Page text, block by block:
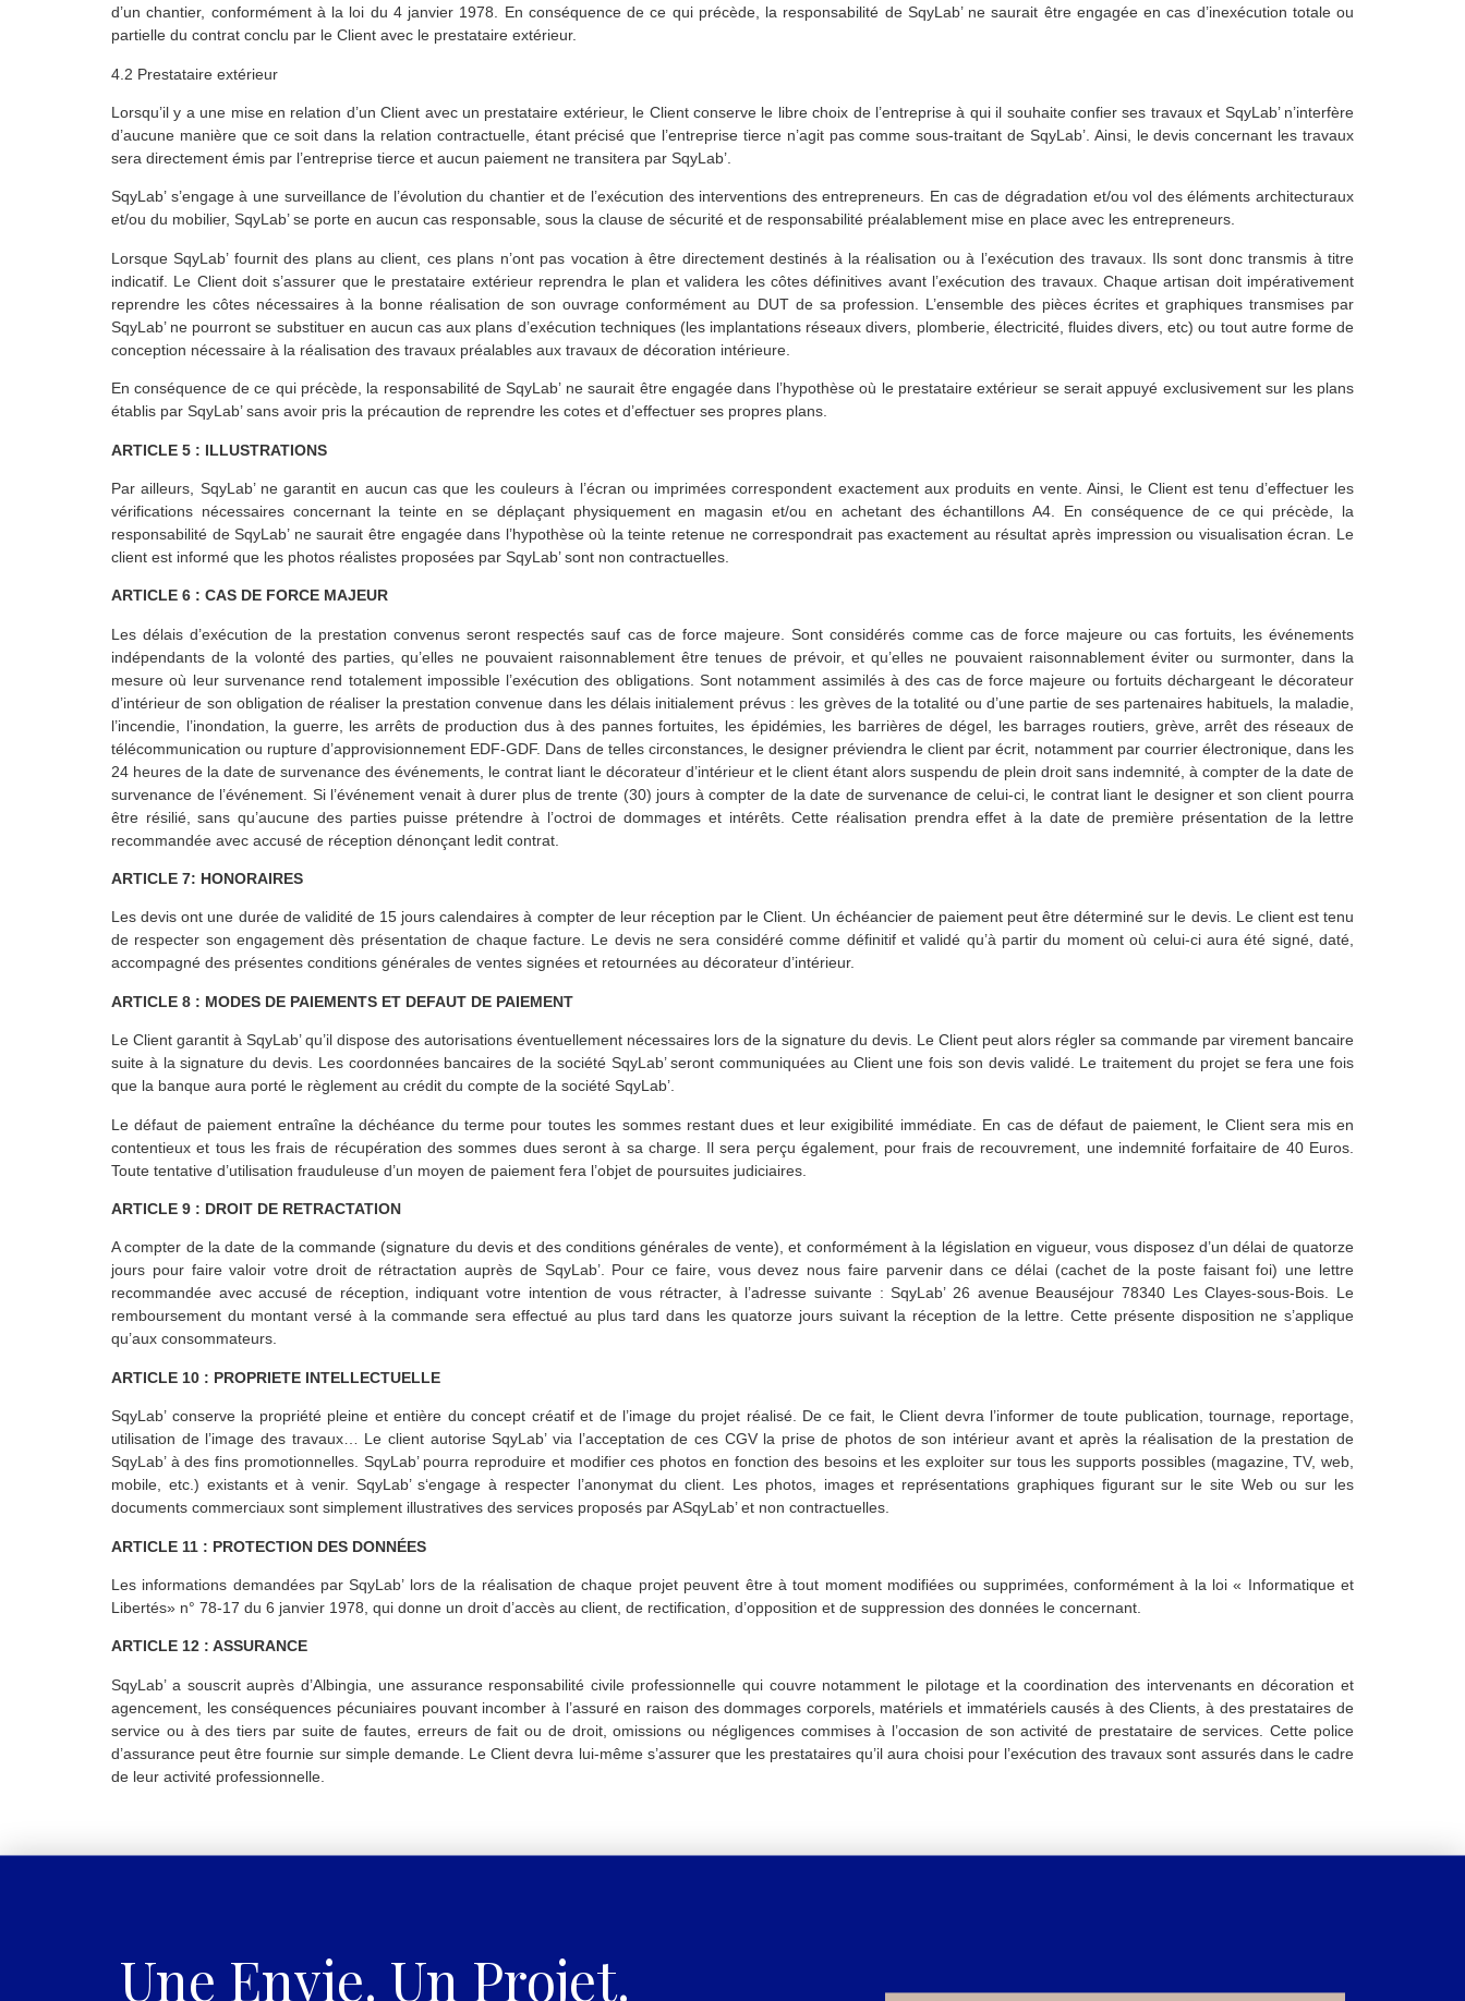
d’un chantier, conformément à la loi du 4 janvier 1978. En conséquence de ce qui précède, la responsabilité de SqyLab’ ne saurait être engagée en cas d’inexécution totale ou
partielle du contrat conclu par le Client avec le prestataire extérieur.
4.2 Prestataire extérieur
Lorsqu’il y a une mise en relation d’un Client avec un prestataire extérieur, le Client conserve le libre choix de l’entreprise à qui il souhaite confier ses travaux et SqyLab’ n’interfère
d’aucune manière que ce soit dans la relation contractuelle, étant précisé que l’entreprise tierce n’agit pas comme sous-traitant de SqyLab’. Ainsi, le devis concernant les travaux
sera directement émis par l’entreprise tierce et aucun paiement ne transitera par SqyLab’.
SqyLab’ s’engage à une surveillance de l’évolution du chantier et de l’exécution des interventions des entrepreneurs. En cas de dégradation et/ou vol des éléments architecturaux
et/ou du mobilier, SqyLab’ se porte en aucun cas responsable, sous la clause de sécurité et de responsabilité préalablement mise en place avec les entrepreneurs.
Lorsque SqyLab’ fournit des plans au client, ces plans n’ont pas vocation à être directement destinés à la réalisation ou à l’exécution des travaux. Ils sont donc transmis à titre
indicatif. Le Client doit s’assurer que le prestataire extérieur reprendra le plan et validera les côtes définitives avant l’exécution des travaux. Chaque artisan doit impérativement
reprendre les côtes nécessaires à la bonne réalisation de son ouvrage conformément au DUT de sa profession. L’ensemble des pièces écrites et graphiques transmises par
SqyLab’ ne pourront se substituer en aucun cas aux plans d’exécution techniques (les implantations réseaux divers, plomberie, électricité, fluides divers, etc) ou tout autre forme de
conception nécessaire à la réalisation des travaux préalables aux travaux de décoration intérieure.
En conséquence de ce qui précède, la responsabilité de SqyLab’ ne saurait être engagée dans l’hypothèse où le prestataire extérieur se serait appuyé exclusivement sur les plans
établis par SqyLab’ sans avoir pris la précaution de reprendre les cotes et d’effectuer ses propres plans.
ARTICLE 5 : ILLUSTRATIONS
Par ailleurs, SqyLab’ ne garantit en aucun cas que les couleurs à l’écran ou imprimées correspondent exactement aux produits en vente. Ainsi, le Client est tenu d’effectuer les
vérifications nécessaires concernant la teinte en se déplaçant physiquement en magasin et/ou en achetant des échantillons A4. En conséquence de ce qui précède, la
responsabilité de SqyLab’ ne saurait être engagée dans l’hypothèse où la teinte retenue ne correspondrait pas exactement au résultat après impression ou visualisation écran. Le
client est informé que les photos réalistes proposées par SqyLab’ sont non contractuelles.
ARTICLE 6 : CAS DE FORCE MAJEUR
Les délais d’exécution de la prestation convenus seront respectés sauf cas de force majeure. Sont considérés comme cas de force majeure ou cas fortuits, les événements
indépendants de la volonté des parties, qu’elles ne pouvaient raisonnablement être tenues de prévoir, et qu’elles ne pouvaient raisonnablement éviter ou surmonter, dans la
mesure où leur survenance rend totalement impossible l’exécution des obligations. Sont notamment assimilés à des cas de force majeure ou fortuits déchargeant le décorateur
d’intérieur de son obligation de réaliser la prestation convenue dans les délais initialement prévus : les grèves de la totalité ou d’une partie de ses partenaires habituels, la maladie,
l’incendie, l’inondation, la guerre, les arrêts de production dus à des pannes fortuites, les épidémies, les barrières de dégel, les barrages routiers, grève, arrêt des réseaux de
télécommunication ou rupture d’approvisionnement EDF-GDF. Dans de telles circonstances, le designer préviendra le client par écrit, notamment par courrier électronique, dans les
24 heures de la date de survenance des événements, le contrat liant le décorateur d’intérieur et le client étant alors suspendu de plein droit sans indemnité, à compter de la date de
survenance de l’événement. Si l’événement venait à durer plus de trente (30) jours à compter de la date de survenance de celui-ci, le contrat liant le designer et son client pourra
être résilié, sans qu’aucune des parties puisse prétendre à l’octroi de dommages et intérêts. Cette réalisation prendra effet à la date de première présentation de la lettre
recommandée avec accusé de réception dénonçant ledit contrat.
ARTICLE 7: HONORAIRES
Les devis ont une durée de validité de 15 jours calendaires à compter de leur réception par le Client. Un échéancier de paiement peut être déterminé sur le devis. Le client est tenu
de respecter son engagement dès présentation de chaque facture. Le devis ne sera considéré comme définitif et validé qu’à partir du moment où celui-ci aura été signé, daté,
accompagné des présentes conditions générales de ventes signées et retournées au décorateur d’intérieur.
ARTICLE 8 : MODES DE PAIEMENTS ET DEFAUT DE PAIEMENT
Le Client garantit à SqyLab’ qu’il dispose des autorisations éventuellement nécessaires lors de la signature du devis. Le Client peut alors régler sa commande par virement bancaire
suite à la signature du devis. Les coordonnées bancaires de la société SqyLab’ seront communiquées au Client une fois son devis validé. Le traitement du projet se fera une fois
que la banque aura porté le règlement au crédit du compte de la société SqyLab’.
Le défaut de paiement entraîne la déchéance du terme pour toutes les sommes restant dues et leur exigibilité immédiate. En cas de défaut de paiement, le Client sera mis en
contentieux et tous les frais de récupération des sommes dues seront à sa charge. Il sera perçu également, pour frais de recouvrement, une indemnité forfaitaire de 40 Euros.
Toute tentative d’utilisation frauduleuse d’un moyen de paiement fera l’objet de poursuites judiciaires.
ARTICLE 9 : DROIT DE RETRACTATION
A compter de la date de la commande (signature du devis et des conditions générales de vente), et conformément à la législation en vigueur, vous disposez d’un délai de quatorze
jours pour faire valoir votre droit de rétractation auprès de SqyLab’. Pour ce faire, vous devez nous faire parvenir dans ce délai (cachet de la poste faisant foi) une lettre
recommandée avec accusé de réception, indiquant votre intention de vous rétracter, à l’adresse suivante : SqyLab’ 26 avenue Beauséjour 78340 Les Clayes-sous-Bois. Le
remboursement du montant versé à la commande sera effectué au plus tard dans les quatorze jours suivant la réception de la lettre. Cette présente disposition ne s’applique
qu’aux consommateurs.
ARTICLE 10 : PROPRIETE INTELLECTUELLE
SqyLab’ conserve la propriété pleine et entière du concept créatif et de l’image du projet réalisé. De ce fait, le Client devra l’informer de toute publication, tournage, reportage,
utilisation de l’image des travaux… Le client autorise SqyLab’ via l’acceptation de ces CGV la prise de photos de son intérieur avant et après la réalisation de la prestation de
SqyLab’ à des fins promotionnelles. SqyLab’ pourra reproduire et modifier ces photos en fonction des besoins et les exploiter sur tous les supports possibles (magazine, TV, web,
mobile, etc.) existants et à venir. SqyLab’ s‘engage à respecter l’anonymat du client. Les photos, images et représentations graphiques figurant sur le site Web ou sur les
documents commerciaux sont simplement illustratives des services proposés par ASqyLab’ et non contractuelles.
ARTICLE 11 : PROTECTION DES DONNÉES
Les informations demandées par SqyLab’ lors de la réalisation de chaque projet peuvent être à tout moment modifiées ou supprimées, conformément à la loi « Informatique et
Libertés» n° 78-17 du 6 janvier 1978, qui donne un droit d’accès au client, de rectification, d’opposition et de suppression des données le concernant.
ARTICLE 12 : ASSURANCE
SqyLab’ a souscrit auprès d’Albingia, une assurance responsabilité civile professionnelle qui couvre notamment le pilotage et la coordination des intervenants en décoration et
agencement, les conséquences pécuniaires pouvant incomber à l’assuré en raison des dommages corporels, matériels et immatériels causés à des Clients, à des prestataires de
service ou à des tiers par suite de fautes, erreurs de fait ou de droit, omissions ou négligences commises à l’occasion de son activité de prestataire de services. Cette police
d’assurance peut être fournie sur simple demande. Le Client devra lui-même s’assurer que les prestataires qu’il aura choisi pour l’exécution des travaux sont assurés dans le cadre
de leur activité professionnelle.
Une Envie. Un Projet.